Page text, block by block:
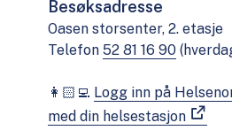
Besøksadresse
Oasen storsenter, 2. etasje
Telefon52 81 16 90
👩🏻‍💻 Logg inn på
med din helsestasjon